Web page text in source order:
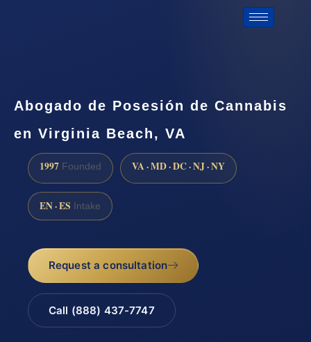
Abogado de Posesión de Cannabis
en Virginia Beach, VA
1997 Founded VA · MD · DC · NJ · NY
EN · ES Intake
Request a consultation
Call (888) 437-7747